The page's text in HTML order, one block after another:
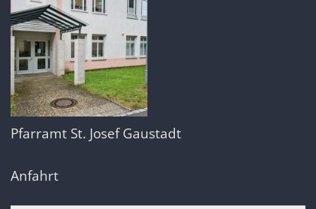
Pfarramt St. Josef Gaustadt
Anfahrt